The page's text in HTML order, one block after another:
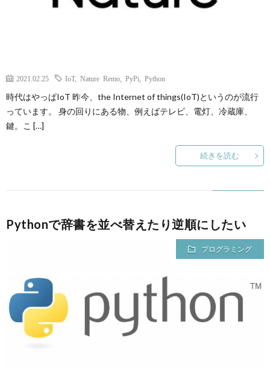
2021.02.25 IoT, Nature Remo PyPi Python
時代はやっぱIoT 昨今、the Internet of things(IoT)というのが流行
っています。 身の回りにある物、例えばテレビ、電灯、冷蔵庫、
鍵。こ […]
続きを読む
Pythonで辞書を並べ替えたり逆順にしたい
プログラミング